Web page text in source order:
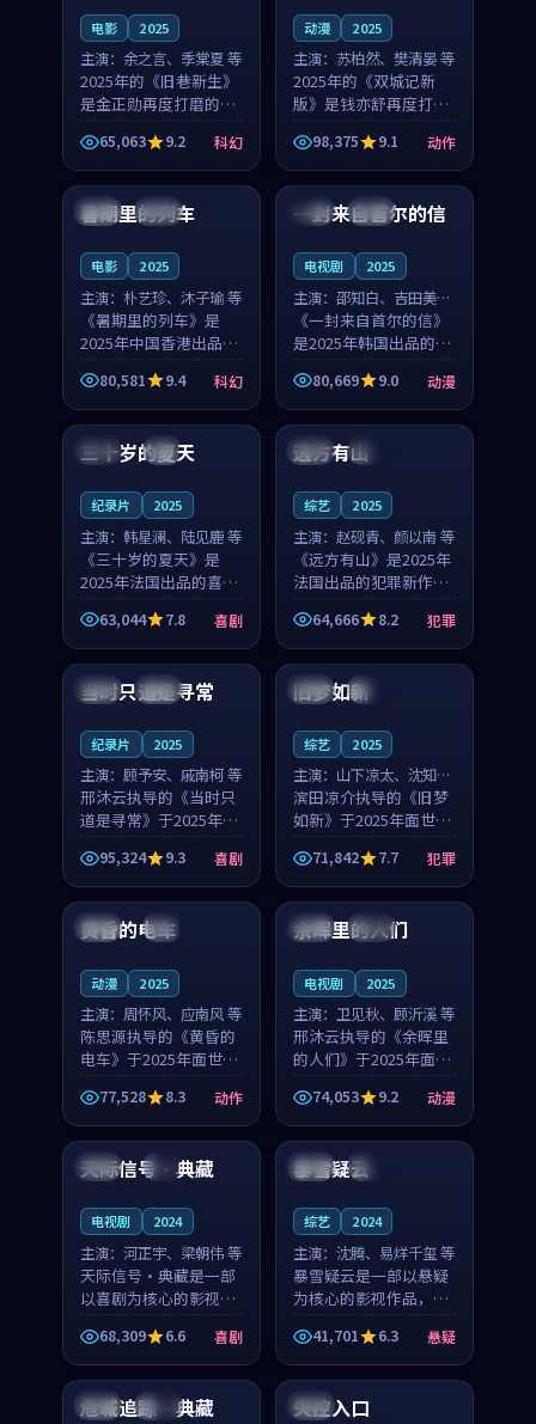
电影 2025
主演： 余之言、季棠夏 等
2025年的《旧巷新生》
是金正勋再度打磨的科
幻佳作。英国的取景与
雨夜物语的氛围相互成
就，余之言与季棠夏的
对手戏自然克制，让整
部影片在悬念与温度
65,063 9.2 科幻
动漫 2025
主演： 苏柏然、樊清晏 等
2025年的《双城记新
版》是钱亦舒再度打磨
的动作佳作。中国大陆
的取景与沙漠探险的氛
围相互成就，苏柏然与
樊清晏的对手戏自然克
制，让整部影片在悬念
98,375 9.1 动作
中国 杜比
暑期里的列车
电影 2025
主演： 朴艺珍、沐子瑜 等
《暑期里的列车》是
2025年中国香港出品的
科幻新作，主创团队希
望用城市夜归人的故事
让观众停下来想一想。
朴艺珍领衔，沐子瑜担
任重要角色，郑书延的
80,581 9.4 科幻
韩国 热播
一封来自首尔的信
电视剧 2025
主演： 邵知白、吉田美琴
等
《一封来自首尔的信》
是2025年韩国出品的动
漫新作，主创团队希望
用高考往事的故事让观
众停下来想一想。邵知
重要角色，谢承南的
80,669 9.0 动漫
法国 4K
三十岁的夏天
纪录片 2025
主演： 韩星澜、陆见鹿 等
《三十岁的夏天》是
2025年法国出品的喜剧
新作，主创团队希望用
深夜电台的故事让观众
停下来想一想。韩星澜
角色，山田纯一的叙事
63,044 7.8 喜剧
法国 独播
远方有山
综艺 2025
主演： 赵砚青、颜以南 等
《远方有山》是2025年
法国出品的犯罪新作，
主创团队希望用高校追
梦的故事让观众停下来
想一想。赵砚青领衔，
颜以南担任重要角色，
山田纯一的叙事节奏
64,666 8.2 犯罪
泰国 杜比
当时只道是寻常
纪录片 2025
主演： 顾予安、戚南柯 等
邢沐云执导的《当时只
道是寻常》于2025年面
世，泰国的城市气质与
母女情深的人物心境共
同构筑了影片基调。顾
予安、戚南柯用细腻的
表演撑起整部喜剧电
95,324 9.3 喜剧
中国 高分
旧梦如新
综艺 2025
主演： 山下凉太、沈知韵
等
滨田凉介执导的《旧梦
如新》于2025年面世，
中国台湾的城市气质与
异国相遇的人物心境共
同构筑了影片基调。山
下凉太、沈知韵用细腻
的表演撑起整部犯罪
71,842 7.7 犯罪
日本 4K
黄昏的电车
动漫 2025
主演： 周怀风、应南风 等
陈思源执导的《黄昏的
电车》于2025年面世，
日本的城市气质与渔村
故事的人物心境共同构
筑了影片基调。周怀
风、应南风用细腻的表
演撑起整部动作电影，
77,528 8.3 动作
泰国 完结
余晖里的人们
电视剧 2025
主演： 卫见秋、顾沂溪 等
邢沐云执导的《余晖里
的人们》于2025年面
世，泰国的城市气质与
小镇生活的人物心境共
同构筑了影片基调。卫
见秋、顾沂溪用细腻的
表演撑起整部动漫电
74,053 9.2 动漫
日本 4K
天际信号·典藏
电视剧 2024
主演： 河正宇、梁朝伟 等
天际信号·典藏是一部
以喜剧为核心的影视作
品，围绕危机、反转与
人物成长展开，整体节
奏紧凑，值得推荐观
看。
68,309 6.6 喜剧
中国 高分
暴雪疑云
综艺 2024
主演： 沈腾、易烊千玺 等
暴雪疑云是一部以悬疑
为核心的影视作品，围
绕危机、反转与人物成
长展开，整体节奏紧
凑，值得推荐观看。
41,701 6.3 悬疑
韩国 完结
危城追踪·典藏
日本
失控入口